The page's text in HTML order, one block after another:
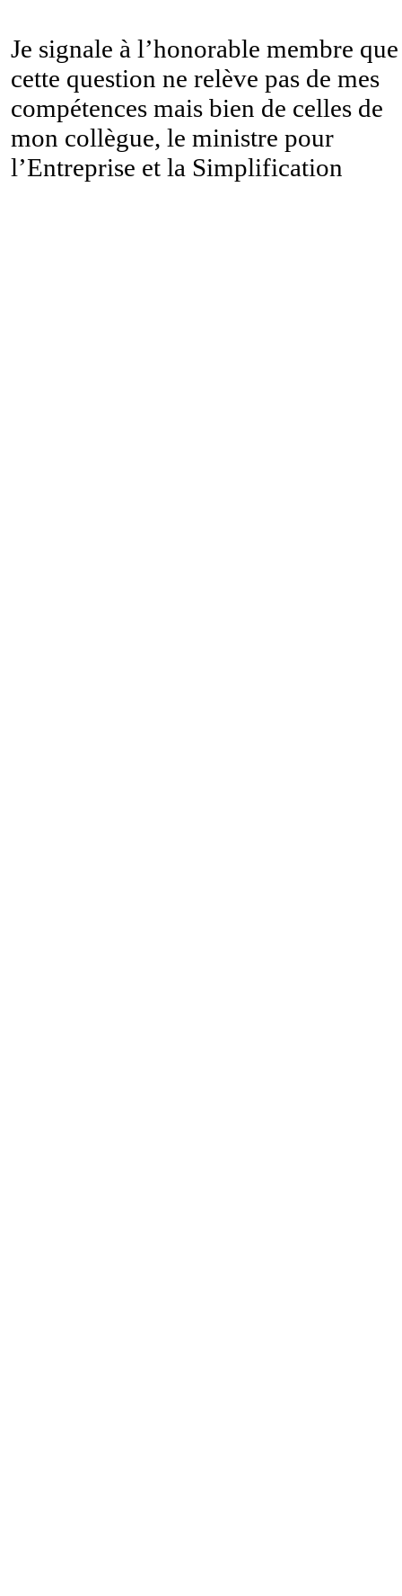
Je signale à l’honorable membre que
cette question ne relève pas de mes
compétences mais bien de celles de
mon collègue, le ministre pour
l’Entreprise et la Simplification